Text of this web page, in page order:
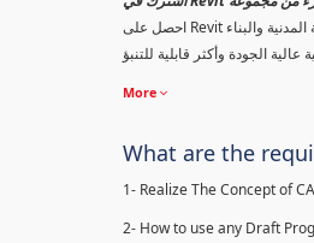
More
What are the
1- Realize The Concept of
2- How to use any Draft